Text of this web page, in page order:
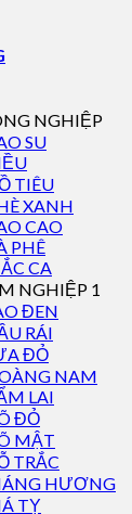
NGHIỆP
SU
TIÊU
XANH
CAO
PHÊ
CA
NGHIỆP 1
ĐEN
RÁI
ĐỎ
NAM
LAI
ĐỎ
MẬT
TRẮC
HƯƠNG
TỴ